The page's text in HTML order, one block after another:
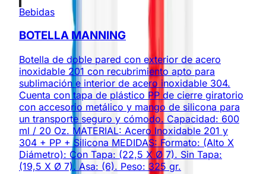
Bebidas
BOTELLA MANNING
Botella de doble pared con exterior de acero
inoxidable 201 con recubrimiento apto para
sublimación e interior de acero inoxidable 304.
Cuenta con tapa de plástico PP de cierre giratorio
con accesorio metálico y mango de silicona para
un transporte seguro y cómodo. Capacidad: 600
ml / 20 Oz. MATERIAL: Acero Inoxidable 201 y
304 + PP + Silicona MEDIDAS: Formato: (Alto X
Diámetro): Con Tapa: (22,5 X Ø 7). Sin Tapa:
(19,5 X Ø 7). Asa: (6). Peso: 325 gr.